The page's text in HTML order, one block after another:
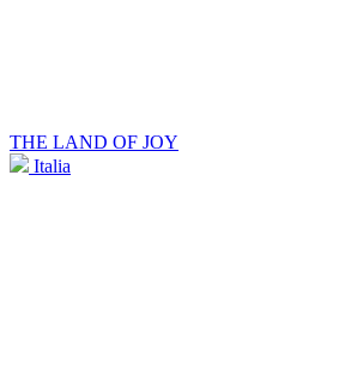
THE LAND OF JOY
Italia